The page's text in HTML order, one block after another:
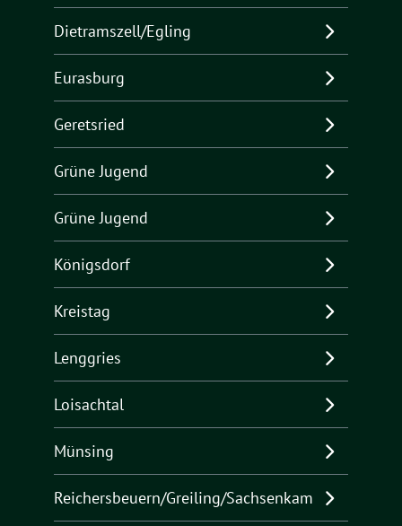
Dietramszell/Egling
Eurasburg
Geretsried
Grüne Jugend
Grüne Jugend
Königsdorf
Kreistag
Lenggries
Loisachtal
Münsing
Reichersbeuern/Greiling/Sachsenkam